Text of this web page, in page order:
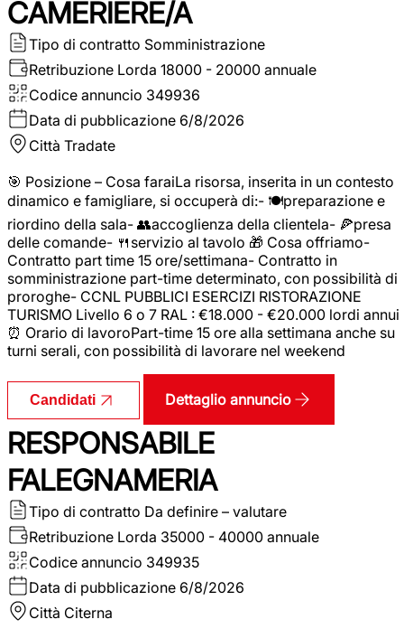
CAMERIERE/A
Tipo di contratto Somministrazione
Retribuzione Lorda 18000 - 20000 annuale
Codice annuncio 349936
Data di pubblicazione 6/8/2026
Città Tradate
🎯 Posizione – Cosa faraiLa risorsa, inserita in un contesto
dinamico e famigliare, si occuperà di:- 🍽️preparazione e
riordino della sala- 👥accoglienza della clientela- 🍕presa
delle comande- 🍴servizio al tavolo 🎁 Cosa offriamo-
Contratto part time 15 ore/settimana- Contratto in
somministrazione part-time determinato, con possibilità di
proroghe- CCNL PUBBLICI ESERCIZI RISTORAZIONE
TURISMO Livello 6 o 7 RAL : €18.000 - €20.000 lordi annui
⏰ Orario di lavoroPart-time 15 ore alla settimana anche su
turni serali, con possibilità di lavorare nel weekend
Candidati Dettaglio annuncio
RESPONSABILE
FALEGNAMERIA
Tipo di contratto Da definire – valutare
Retribuzione Lorda 35000 - 40000 annuale
Codice annuncio 349935
Data di pubblicazione 6/8/2026
Città Citerna